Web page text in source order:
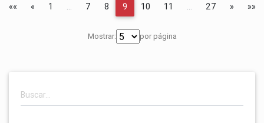
«« « 1 … 7 8 9 10 11 … 27 » »»
Mostrar: por página